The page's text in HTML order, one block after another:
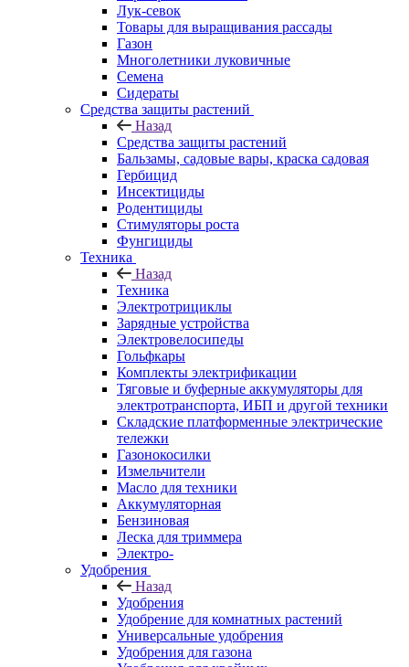
Лук-севок
Товары для выращивания рассады
Газон
Многолетники луковичные
Семена
Сидераты
Средства защиты растений
Назад
Средства защиты растений
Бальзамы, садовые вары, краска садовая
Гербицид
Инсектициды
Родентициды
Стимуляторы роста
Фунгициды
Техника
Назад
Техника
Электротрициклы
Зарядные устройства
Электровелосипеды
Гольфкары
Комплекты электрификации
Тяговые и буферные аккумуляторы для
электротранспорта, ИБП и другой техники
Складские платформенные электрические
тележки
Газонокосилки
Измельчители
Масло для техники
Аккумуляторная
Бензиновая
Леска для триммера
Электро-
Удобрения
Назад
Удобрения
Удобрение для комнатных растений
Универсальные удобрения
Удобрения для газона